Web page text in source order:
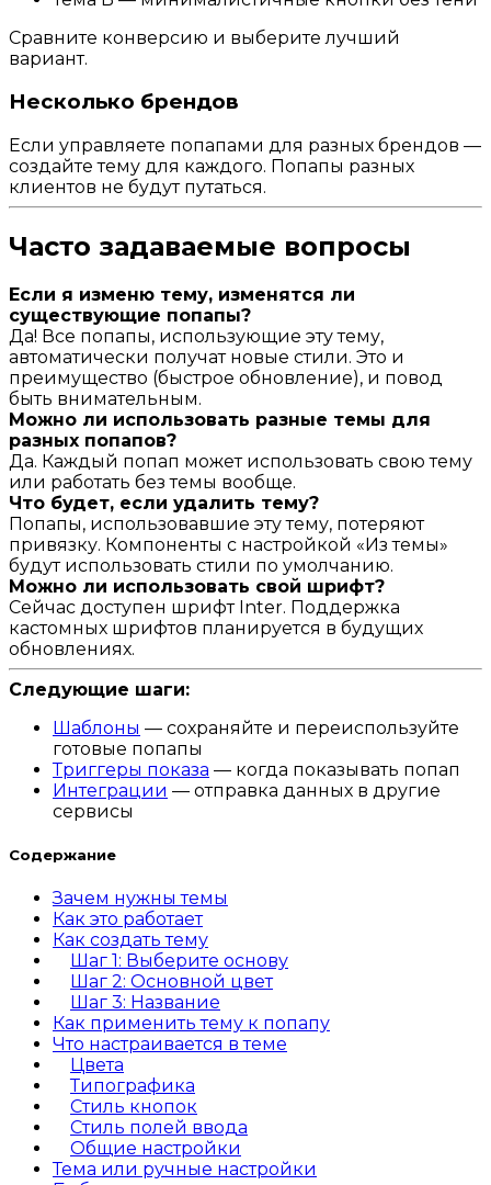
Сравните конверсию и выберите лучший
вариант.
Несколько брендов
Если управляете попапами для разных брендов —
создайте тему для каждого. Попапы разных
клиентов не будут путаться.
Часто задаваемые вопросы
Если я изменю тему, изменятся ли
существующие попапы?
Да! Все попапы, использующие эту тему,
автоматически получат новые стили. Это и
преимущество (быстрое обновление), и повод
быть внимательным.
Можно ли использовать разные темы для
разных попапов?
Да. Каждый попап может использовать свою тему
или работать без темы вообще.
Что будет, если удалить тему?
Попапы, использовавшие эту тему, потеряют
привязку. Компоненты с настройкой «Из темы»
будут использовать стили по умолчанию.
Можно ли использовать свой шрифт?
Сейчас доступен шрифт Inter. Поддержка
кастомных шрифтов планируется в будущих
обновлениях.
Следующие шаги:
Шаблоны — сохраняйте и переиспользуйте
готовые попапы
Триггеры показа — когда показывать попап
Интеграции — отправка данных в другие
сервисы
Содержание
Зачем нужны темы
Как это работает
Как создать тему
Шаг 1: Выберите основу
Шаг 2: Основной цвет
Шаг 3: Название
Как применить тему к попапу
Что настраивается в теме
Цвета
Типографика
Стиль кнопок
Стиль полей ввода
Общие настройки
Тема или ручные настройки